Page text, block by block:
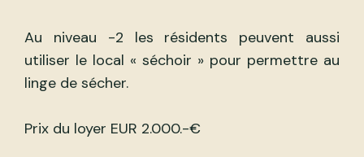
Au niveau -2 les résidents peuvent aussi
utiliser le local « séchoir » pour permettre au
linge de sécher.
Prix du loyer EUR 2.000.-€